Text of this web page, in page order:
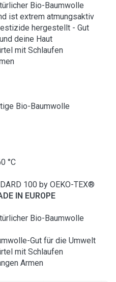
Bio-Baumwolle
ist extrem atmungsaktiv
hergestellt - Gut
deine Haut
mit Schlaufen
Bio-Baumwolle
°C
100 by OEKO-TEX®
IN EUROPE
Bio-Baumwolle
Gut für die Umwelt
mit Schlaufen
Armen